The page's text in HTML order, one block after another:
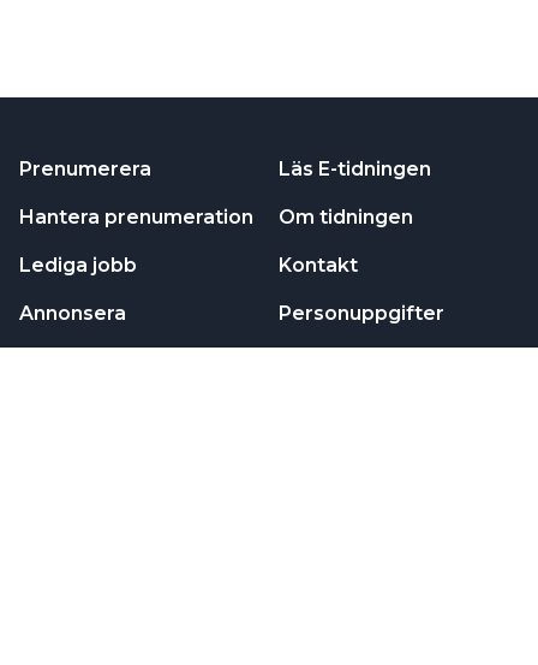
Prenumerera
Hantera prenumeration
Lediga jobb
Annonsera
Läs E-tidningen
Om tidningen
Kontakt
Personuppgifter